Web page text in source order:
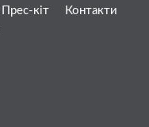
Прес-кіт
Контакти